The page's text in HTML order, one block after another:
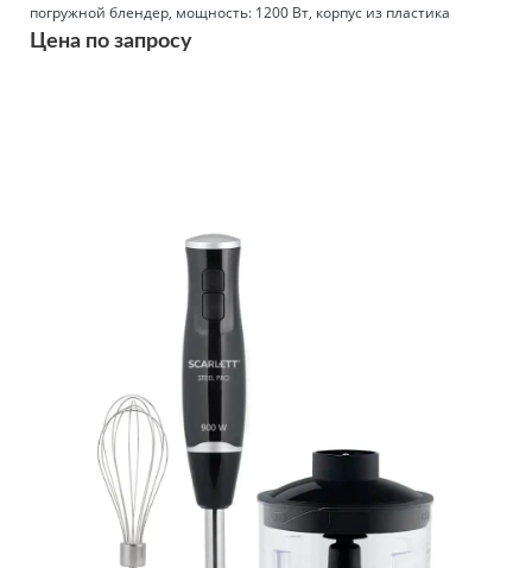
погружной блендер, мощность: 1200 Вт, корпус из пластика
Цена по запросу